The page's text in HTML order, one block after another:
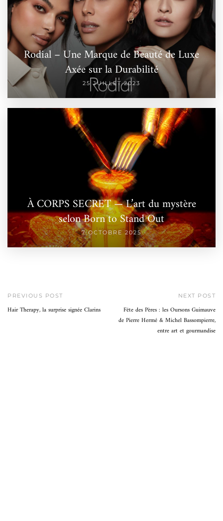
Rodial – Une Marque de Beauté de Luxe
Axée sur la Durabilité
25 JUILLET 2023
À CORPS SECRET — L’art du mystère
selon Born to Stand Out
7 OCTOBRE 2025
PREVIOUS POST
Hair Therapy, la surprise signée Clarins
NEXT POST
Fête des Pères : les Oursons Guimauve
de Pierre Hermé & Michel Bassompierre,
entre art et gourmandise